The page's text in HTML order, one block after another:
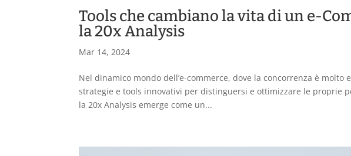
Tools che cambiano la vita di un e-
la 20x Analysis
Mar 14, 2024
Nel dinamico mondo dell’e-commerce, dove la concorrenza è molto
strategie e tools innovativi per distinguersi e ottimizzare le proprie
la 20x Analysis emerge come un...